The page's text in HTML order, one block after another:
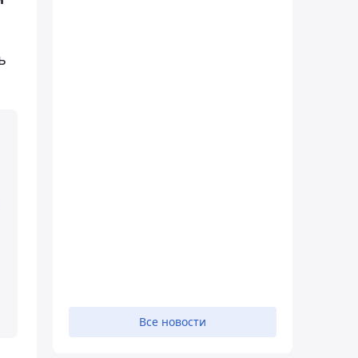
Все новости